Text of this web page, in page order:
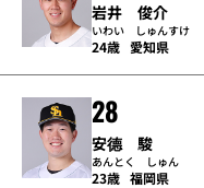
岩井 俊介
いわい しゅんすけ
24歳 愛知県
28
安德 駿
あんとく しゅん
23歳 福岡県